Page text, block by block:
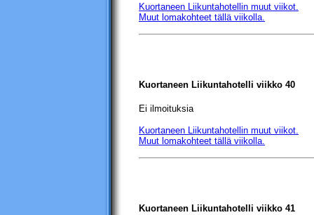
Kuortaneen Liikuntahotellin muut viikot.
Muut lomakohteet tällä viikolla.
Kuortaneen Liikuntahotelli viikko 40
Ei ilmoituksia
Kuortaneen Liikuntahotellin muut viikot.
Muut lomakohteet tällä viikolla.
Kuortaneen Liikuntahotelli viikko 41